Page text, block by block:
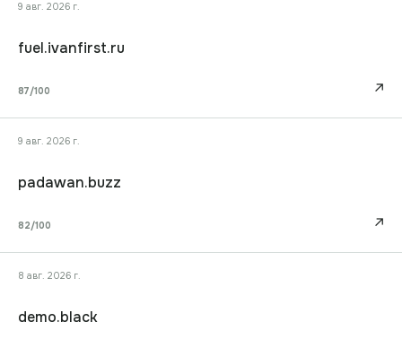
9 авг. 2026 г.
fuel.ivanfirst.ru
87/100 ↗
9 авг. 2026 г.
padawan.buzz
82/100 ↗
8 авг. 2026 г.
demo.black